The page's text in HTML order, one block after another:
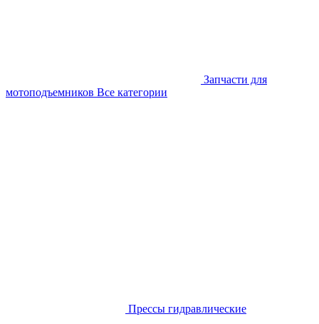
Запчасти для
мотоподъемников Все категории
Прессы гидравлические